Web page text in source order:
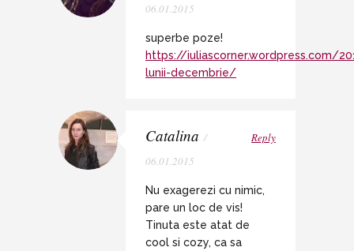
06.01.2015
superbe poze!
https://iuliascorner.wordpress.com/
lunii-decembrie/
Catalina /
06.01.2015
Reply
Nu exagerezi cu nimic,
pare un loc de vis!
Tinuta este atat de
cool si cozy, ca sa